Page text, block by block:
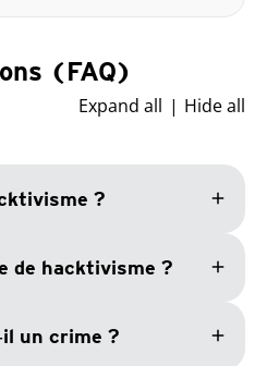
(FAQ)
Expand all Hide all
? add
de hacktivisme ? add
un crime ? add